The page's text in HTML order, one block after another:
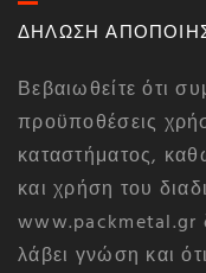
ΔΗΛΩΣΗ
Βεβαιωθείτε ότι
προϋποθέσεις
καταστήματος,
και χρήση του
www.packmetal.gr
λάβει γνώση και